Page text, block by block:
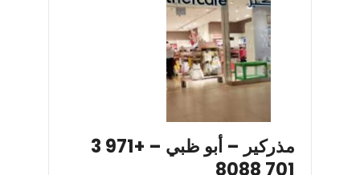
مذركير – أبو ظبي – +971 3
701 8088